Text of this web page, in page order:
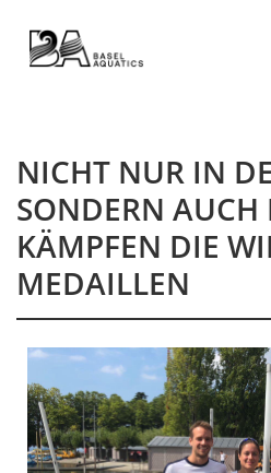
NICHT NUR IN
SONDERN AUCH
KÄMPFEN DIE
MEDAILLEN